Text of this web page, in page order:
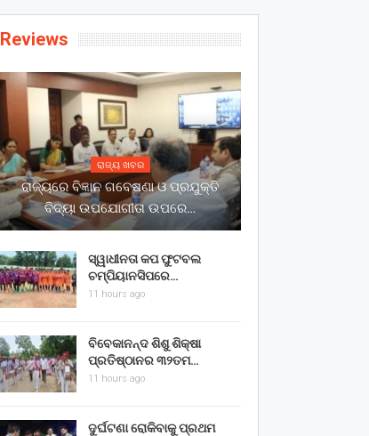
Reviews
ରାଜ୍ୟ ଖବର
ରାଜ୍ୟରେ ବିଜ୍ଞାନ ଗବେଷଣା ଓ ପ୍ରଯୁକ୍ତି
ବିଦ୍ୟା ଉପଯୋଗୀତା ଉପରେ…
ସ୍ୱାଧୀନତା କପ ଫୁଟବଲ
ଚମ୍ପିୟାନସିପରେ…
11 hours ago
ବିବେକାନନ୍ଦ ଶିଶୁ ଶିକ୍ଷା
ପ୍ରତିଷ୍ଠାନର ୩୨ତମ…
11 hours ago
ଦୁର୍ଘଟଣା ରୋକିବାକୁ ପ୍ରଥମ